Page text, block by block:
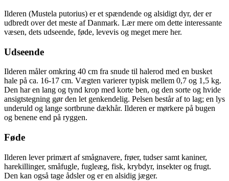
Ilderen (Mustela putorius) er et spændende og alsidigt dyr, der er
udbredt over det meste af Danmark. Lær mere om dette interessante
væsen, dets udseende, føde, levevis og meget mere her.
Udseende
Ilderen måler omkring 40 cm fra snude til halerod med en busket
hale på ca. 16-17 cm. Vægten varierer typisk mellem 0,7 og 1,5 kg.
Den har en lang og tynd krop med korte ben, og den sorte og hvide
ansigtstegning gør den let genkendelig. Pelsen består af to lag; en lys
underuld og lange sortbrune dækhår. Ilderen er mørkere på bugen
og benene end på ryggen.
Føde
Ilderen lever primært af smågnavere, frøer, tudser samt kaniner,
harekillinger, småfugle, fugleæg, fisk, krybdyr, insekter og frugt.
Den kan også tage ådsler og er en alsidig jæger.